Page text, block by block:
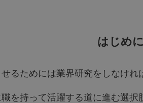
はじめに
るためには業界研究をしなけれ
を持って活躍する道に進む選択